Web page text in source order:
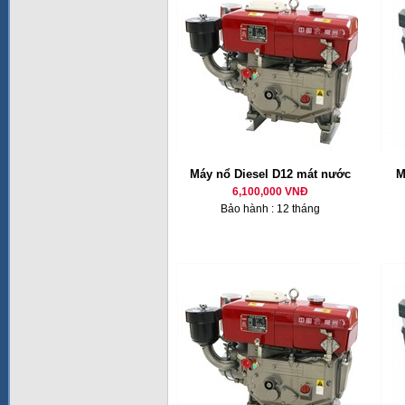
Máy nổ Diesel D12 mát nước
6,100,000 VNĐ
Bảo hành : 12 tháng